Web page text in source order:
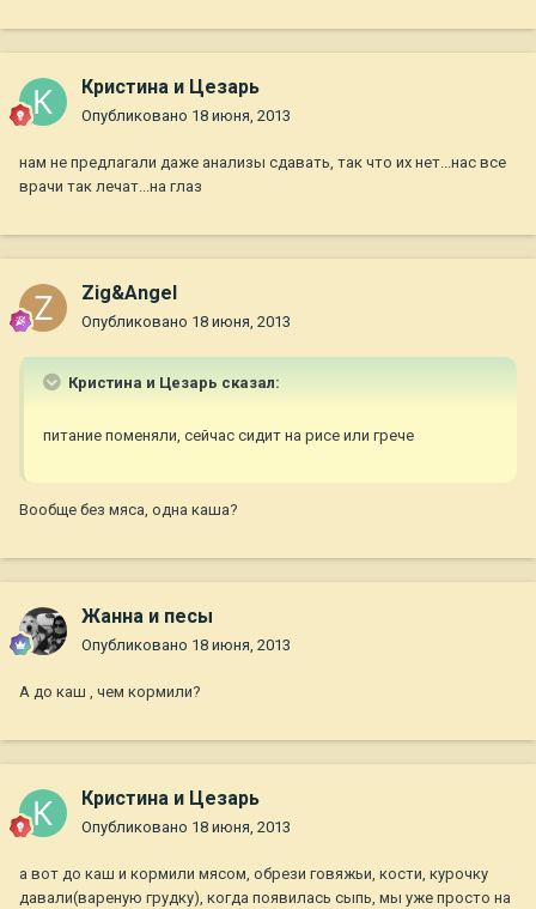
Кристина и Цезарь
Опубликовано 18 июня, 2013
нам не предлагали даже анализы сдавать, так что их нет...нас все
врачи так лечат...на глаз
Zig&Angel
Опубликовано 18 июня, 2013
Кристина и Цезарь сказал:
питание поменяли, сейчас сидит на рисе или грече
Вообще без мяса, одна каша?
Жанна и песы
Опубликовано 18 июня, 2013
А до каш , чем кормили?
Кристина и Цезарь
Опубликовано 18 июня, 2013
а вот до каш и кормили мясом, обрези говяжьи, кости, курочку
давали(вареную грудку), когда появилась сыпь, мы уже просто на